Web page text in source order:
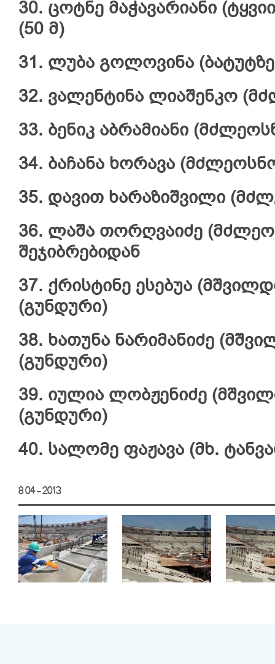
30. ცოტნე მაჭავარიანი
(50 მ)
31. ლუბა გოლოვინა
32. ვალენტინა ლიაშენკო
33. ბენიკ აბრამიანი
34. ბაჩანა ხორავა
35. დავით ხარაზიშვილი
36. ლაშა თორღვაიძე
შეჯიბრებიდან
37. ქრისტინე ესებუა
(გუნდური)
38. ხათუნა ნარიმანიძე
(გუნდური)
39. იულია ლობჟენიძე
(გუნდური)
40. სალომე ფაჟავა (მხ.
8 04 - 2013